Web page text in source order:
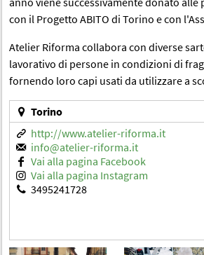
con il Progetto ABITO di Torino e con
Atelier Riforma collabora con diverse
lavorativo di persone in condizioni di
fornendo loro capi usati da utilizzare a
Torino
http://www.atelier-riforma.it
info@atelier-riforma.it
Vai alla pagina Facebook
Vai alla pagina Instagram
3495241728